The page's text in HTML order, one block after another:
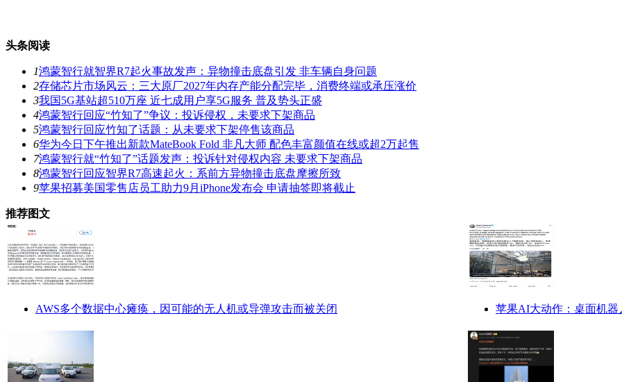
头条阅读
1鸿蒙智行就智界R7起火事故发声：异物撞击底盘引发 非车辆自身问题
2存储芯片市场风云：三大原厂2027年内存产能分配完毕，消费终端或承压涨价
3我国5G基站超510万座 近七成用户享5G服务 普及势头正盛
4鸿蒙智行回应“竹知了”争议：投诉侵权，未要求下架商品
5鸿蒙智行回应竹知了话题：从未要求下架停售该商品
6华为今日下午推出新款MateBook Fold 非凡大师 配色丰富颜值在线或超2万起售
7鸿蒙智行就“竹知了”话题发声：投诉针对侵权内容 未要求下架商品
8鸿蒙智行回应智界R7高速起火：系前方异物撞击底盘摩擦所致
9苹果招募美国零售店员工助力9月iPhone发布会 申请抽签即将截止
推荐图文
AWS多个数据中心瘫痪，因可能的无人机或导弹攻击而被关闭 苹果AI大动作：桌面机